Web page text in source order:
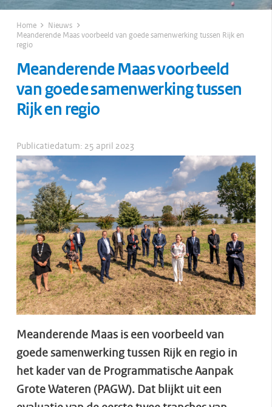
Home
Nieuws
Meanderende Maas voorbeeld van goede samenwerking tussen Rijk en
regio
Meanderende Maas voorbeeld
van goede samenwerking tussen
Rijk en regio
Publicatiedatum: 25 april 2023
Meanderende Maas is een voorbeeld van
goede samenwerking tussen Rijk en regio in
het kader van de Programmatische Aanpak
Grote Wateren (PAGW). Dat blijkt uit een